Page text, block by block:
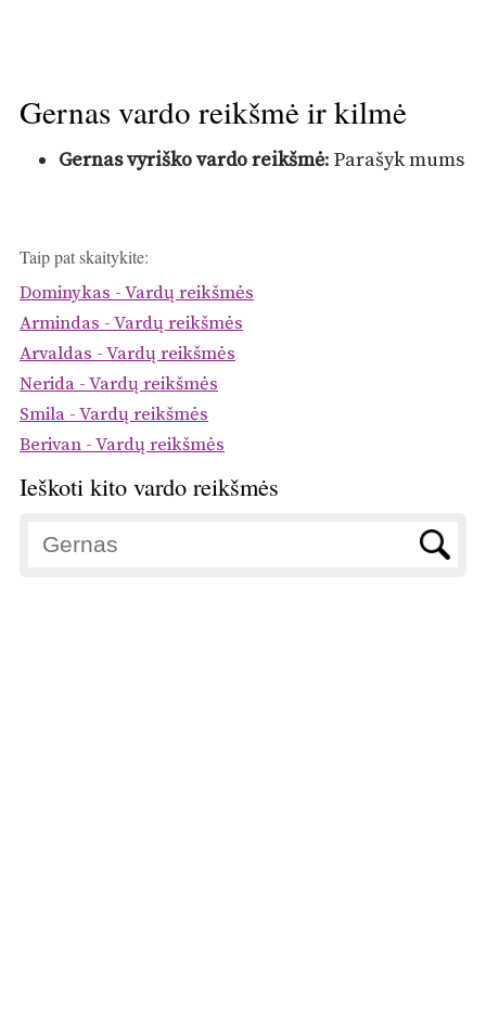
Gernas vardo reikšmė ir kilmė
Gernas vyriško vardo reikšmė: Parašyk mums
Taip pat skaitykite:
Dominykas - Vardų reikšmės
Armindas - Vardų reikšmės
Arvaldas - Vardų reikšmės
Nerida - Vardų reikšmės
Smila - Vardų reikšmės
Berivan - Vardų reikšmės
Ieškoti kito vardo reikšmės